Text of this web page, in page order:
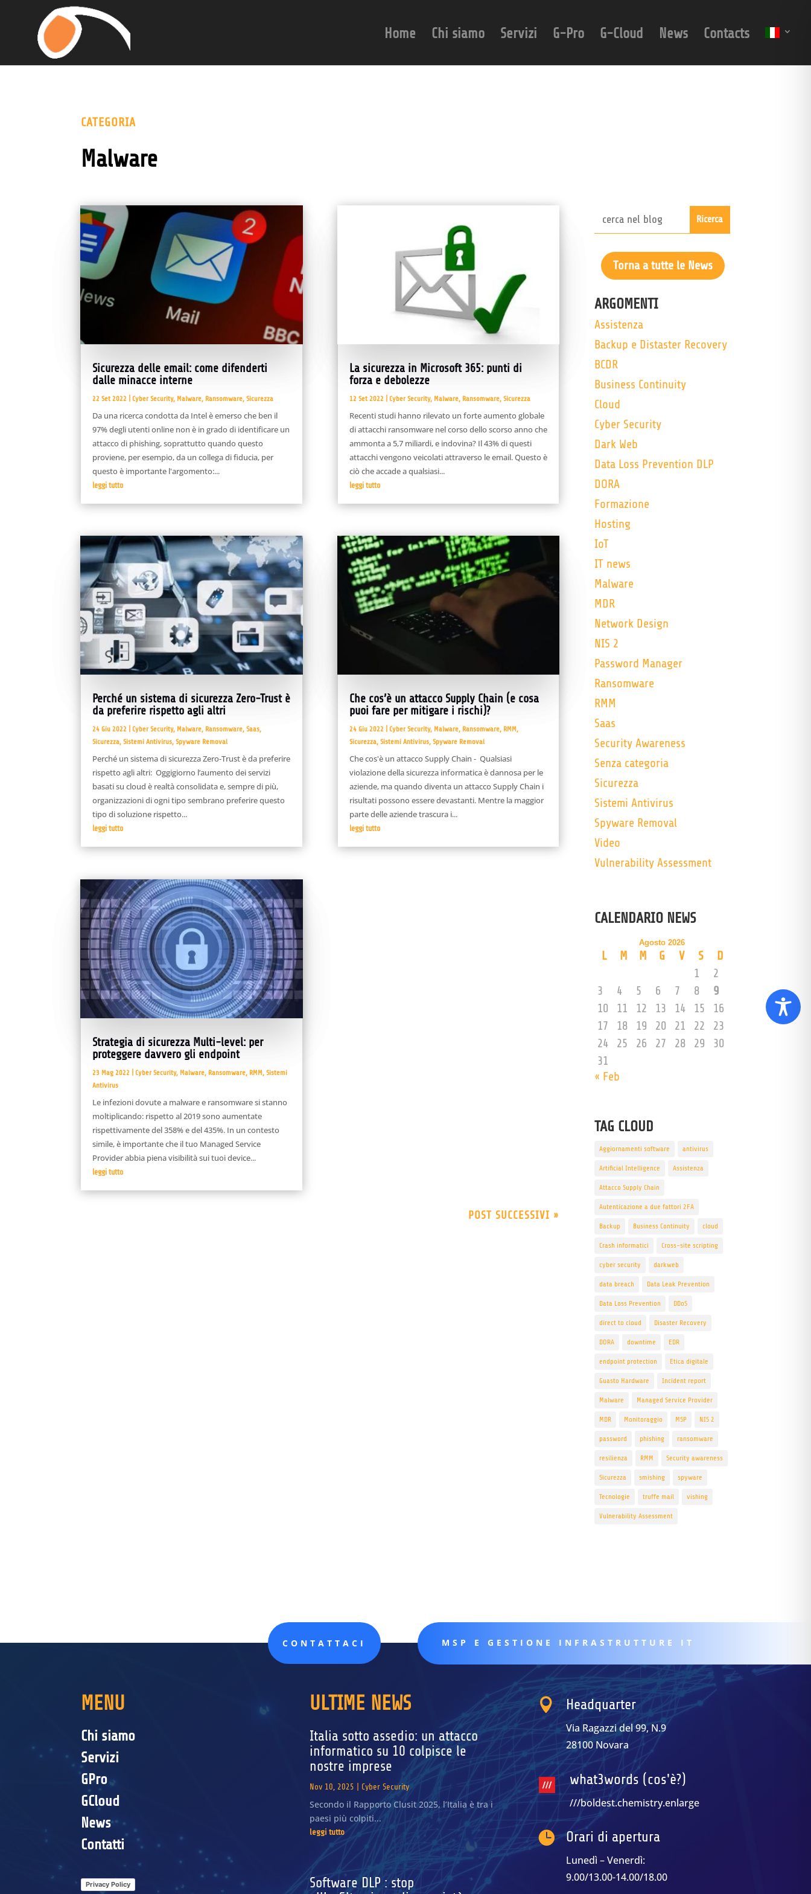
Home Chi siamo Servizi G-Pro G-Cloud News Contacts
CATEGORIA
Malware
Sicurezza delle email: come difenderti
dalle minacce interne
22 Set 2022 Cyber Security, Malware, Ransomware,Sicurezza
Da una ricerca condotta da Intel è emerso che ben il
97% degli utenti online non è in grado di identificare un
attacco di phishing, soprattutto quando questo
proviene, per esempio, da un collega di fiducia, per
questo è importante l'argomento:...
leggi tutto
Perché un sistema di sicurezza Zero-Trust è
da preferire rispetto agli altri
24 Giu 2022 Cyber Security, Malware, Ransomware,Saas,
Sicurezza,Sistemi Antivirus,Spyware Removal
Perché un sistema di sicurezza Zero-Trust è da preferire
rispetto agli altri: Oggigiorno l’aumento dei servizi
basati su cloud è realtà consolidata e, sempre di più,
organizzazioni di ogni tipo sembrano preferire questo
tipo di soluzione rispetto...
leggi tutto
Strategia di sicurezza Multi-level: per
proteggere davvero gli endpoint
23 Mag 2022 Cyber Security, Malware, Ransomware, RMM,Sistemi
Antivirus
Le infezioni dovute a malware e ransomware si stanno
moltiplicando: rispetto al 2019 sono aumentate
rispettivamente del 358% e del 435%. In un contesto
simile, è importante che il tuo Managed Service
Provider abbia piena visibilità sui tuoi device...
leggi tutto
La sicurezza in Microsoft 365: punti di
forza e debolezze
12 Set 2022 Cyber Security, Malware, Ransomware, Sicurezza
Recenti studi hanno rilevato un forte aumento globale
di attacchi ransomware nel corso dello scorso anno che
ammonta a 5,7 miliardi, e indovina? Il 43% di questi
attacchi vengono veicolati attraverso le email. Questo è
ciò che accade a qualsiasi...
leggi tutto
Che cos’è un attacco Supply Chain (e cosa
puoi fare per mitigare i rischi)?
24 Giu 2022 Cyber Security, Malware, Ransomware, RMM,
Sicurezza, Sistemi Antivirus, Spyware Removal
Che cos'è un attacco Supply Chain - Qualsiasi
violazione della sicurezza informatica è dannosa per le
aziende, ma quando diventa un attacco Supply Chain i
risultati possono essere devastanti. Mentre la maggior
parte delle aziende trascura i...
leggi tutto
POST SUCCESSIVI »
Torna a tutte le News
ARGOMENTI
Assistenza
Backup e Distaster Recovery
BCDR
Business Continuity
Cloud
Cyber Security
Dark Web
Data Loss Prevention DLP
DORA
Formazione
Hosting
IoT
IT news
Malware
MDR
Network Design
NIS 2
Password Manager
Ransomware
RMM
Saas
Security Awareness
Senza categoria
Sicurezza
Sistemi Antivirus
Spyware Removal
Video
Vulnerability Assessment
CALENDARIO NEWS
Agosto 2026
L M M G V S
D
1
2
3
4 5 6 7 8
9
10
11 12 13 14 15
16
17
18 19 20 21 22
23
24
25 26 27 28 29
30
31
« Feb
TAG CLOUD
Aggiornamenti software antivirus
Artificial Intelligence Assistenza
Attacco Supply Chain
Autenticazione a due fattori 2FA
Backup Business Continuity cloud
Crash informatici Cross-site scripting
cyber security darkweb
data breach Data Leak Prevention
Data Loss Prevention DDoS
direct to cloud Disaster Recovery
DORA downtime EDR
endpoint protection Etica digitale
Guasto Hardware Incident report
Malware Managed Service Provider
MDR Monitoraggio MSP NIS 2
password phishing ransomware
resilienza RMM Security awareness
Sicurezza smishing spyware
Tecnologie truffe mail vishing
Vulnerability Assessment
CONTATTACI MSP E GESTIONE INFRASTRUTTURE IT
MENU
Chi siamo
Servizi
GPro
GCloud
News
Contatti
Privacy Policy
ULTIME NEWS
Italia sotto assedio: un attacco
informatico su 10 colpisce le
nostre imprese
Nov 10, 2025 Cyber Security
Secondo il Rapporto Clusit 2025, l’Italia è tra i
paesi più colpiti...
leggi tutto
Software DLP : stop
 Headquarter
Via Ragazzi del 99, N.9
28100 Novara
what3words (cos'è?)
///boldest.chemistry.enlarge
 Orari di apertura
Lunedì – Venerdì:
9.00/13.00-14.00/18.00